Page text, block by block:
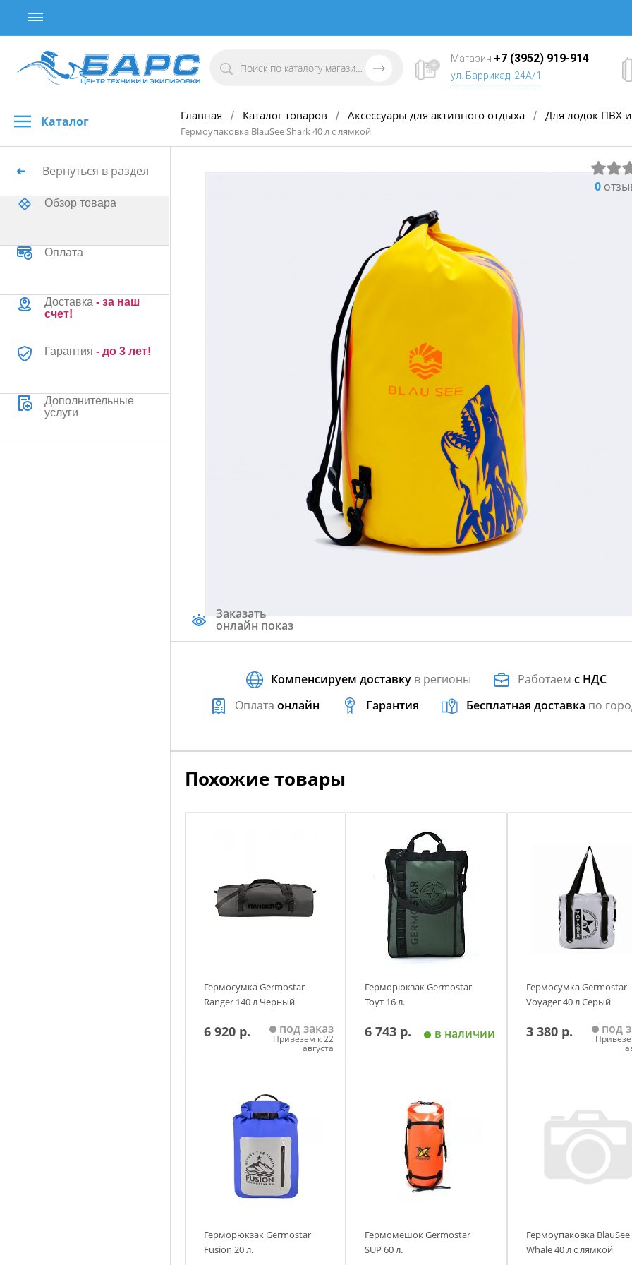
Магазин +7 (3952) 919-914
ул. Баррикад, 24А/1
Каталог Главная / Каталог товаров / Аксессуары для активного отдыха / Для лодок ПВХ
Гермоупаковка BlauSee Shark 40 л с лямкой
Вернуться в раздел
Обзор товара
Оплата
Доставка - за наш
счет!
Гарантия - до 3 лет!
Дополнительные
услуги
0
Заказать
онлайн показ
Компенсируем доставку в регионы Работаемс НДС
Оплата онлайн Гарантия Бесплатная доставка по
Похожие товары
Гермосумка Germostar
Ranger 140 л Черный
6 920 р. под заказ
Привезем к 22
августа
Герморюкзак Germostar
Тоут 16 л.
6 743 р. в наличии
Гермосумка Germostar
Voyager 40 л Серый
3 380 р. под
Герморюкзак Germostar
Fusion 20 л.
Гермомешок Germostar
SUP 60 л.
Гермоупаковка BlauSee
Whale 40 л с лямкой